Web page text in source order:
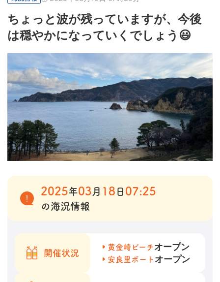
ちょっと波が残っていますが、今後
は穏やかになっていくでしょう😃
2025年03 月 18 日 07:25
の海況情報
開催状況
黄金崎ビーチオープン
安良里ボート オープン